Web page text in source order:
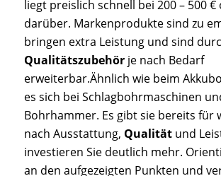
liegt preislich schnell bei 200 – 500 €
darüber. Markenprodukte sind zu
bringen extra Leistung und sind
Qualitätszubehörje nach Bedarf
erweiterbar.Ähnlich wie beim
es sich bei Schlagbohrmaschinen
Bohrhammer. Es gibt sie bereits für
nach Ausstattung, Qualitätund
investieren Sie deutlich mehr.
an den aufgezeigten Punkten und